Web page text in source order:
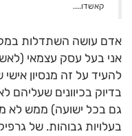
קאשדו....
אדם עושה השתדלות
אני בעל עסק עצמאי
להעיד על זה מנסיון
בדיוק בכיוונים
גם בכל ישועה) ממש לא
בעלויות גבוהות. של